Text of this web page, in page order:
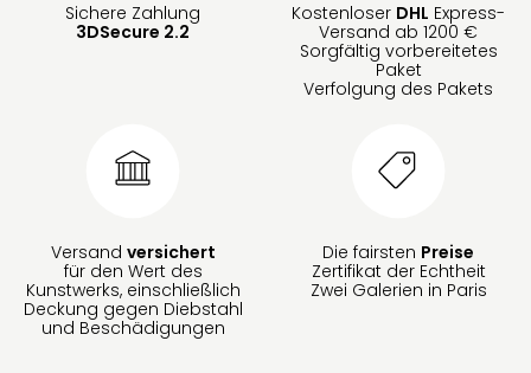
Sichere Zahlung
3DSecure 2.2
Kostenloser DHL Express-
Versand ab 1200 €
Sorgfältig vorbereitetes
Paket
Verfolgung des Pakets
Versand versichert
für den Wert des
Kunstwerks, einschließlich
Deckung gegen Diebstahl
und Beschädigungen
Die fairsten Preise
Zertifikat der Echtheit
Zwei Galerien in Paris